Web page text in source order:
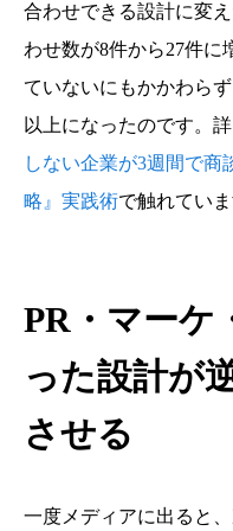
合わせできる設計に変
わせ数が8件から27件に
ていないにもかかわら
以上になったのです。
しない企業が3週間で商
略』実践術で触れていま
PR・マーケ
った設計が
させる
一度メディアに出ると